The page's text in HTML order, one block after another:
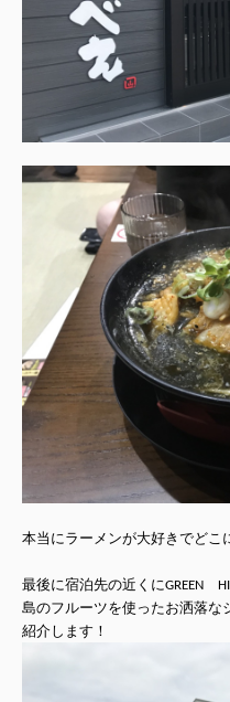
本当にラーメンが大好きでどこ
最後に宿泊先の近くにGREEN
島のフルーツを使ったお洒落な
紹介します！